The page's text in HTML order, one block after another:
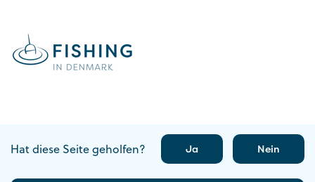
Hat diese Seite geholfen? Ja Nein